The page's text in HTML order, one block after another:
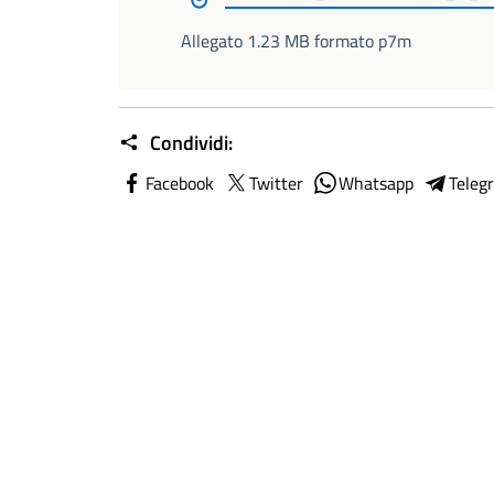
Allegato 1.23 MB formato p7m
Condividi:
Facebook Twitter Whatsapp